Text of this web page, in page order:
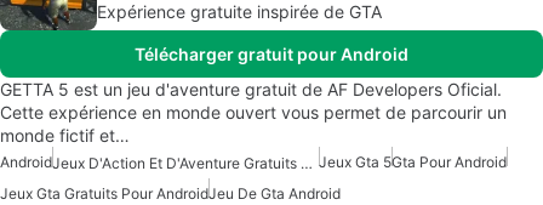
Expérience gratuite inspirée de GTA
Télécharger gratuit pour Android
GETTA 5 est un jeu d'aventure gratuit de AF Developers Oficial.
Cette expérience en monde ouvert vous permet de parcourir un
monde fictif et…
Android Jeux D'Action Et D'Aventure Gratuits Pour Android Jeux Gta 5Gta Pour Android
Jeux Gta Gratuits Pour AndroidJeu De Gta Android